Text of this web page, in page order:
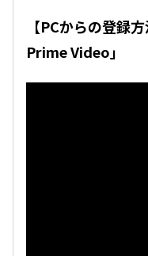
【PCからの登録
Prime Video」